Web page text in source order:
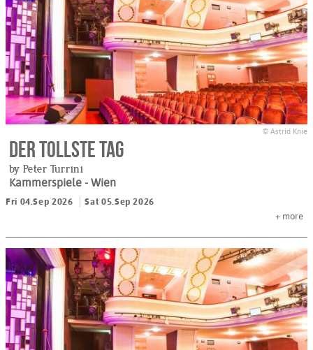
© Astrid Knie
Der tollste Tag
by Peter Turrini
Kammerspiele - Wien
Fri 04.Sep 2026
Sat 05.Sep 2026
+ more